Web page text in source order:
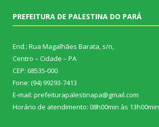
PREFEITURA DE PALESTINA DO PARÁ
End.: Rua Magalhães Barata, s/n,
Centro – Cidade – PA
CEP: 68535-000
Fone: (94) 99293-7413
E-mail: prefeiturapalestinapa@gmail.com
Horário de atendimento: 08h00min às 13h00min